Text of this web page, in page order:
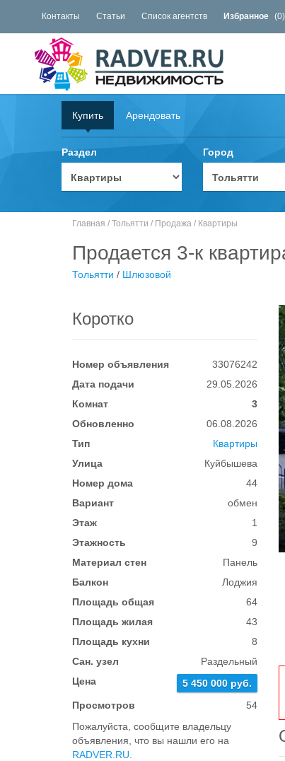
Контакты Статьи Список агентств Избранное (0)
Купить Арендовать
Раздел Город
Главная / Тольятти / Продажа / Квартиры
Продается 3-к
Тольятти / Шлюзовой
Коротко
Номер объявления
33076242
Дата подачи
29.05.2026
Комнат
3
Обновленно
06.08.2026
Тип
Квартиры
Улица
Куйбышева
Номер дома
44
Вариант
обмен
Этаж
1
Этажность
9
Материал стен
Панель
Балкон
Лоджия
Площадь общая
64
Площадь жилая
43
Площадь кухни
8
Сан. узел
Раздельный
Цена
5 450 000 руб.
Просмотров
54
Пожалуйста, сообщите владельцу
объявления, что вы нашли его на
RADVER.RU